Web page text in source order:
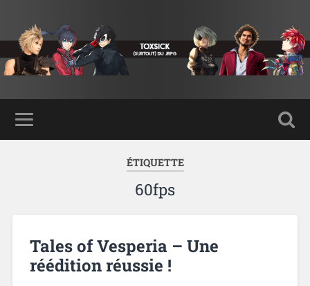
ÉTIQUETTE
60fps
Tales of Vesperia – Une
réédition réussie !